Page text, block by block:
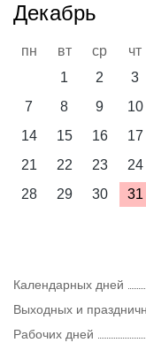
Декабрь
пн вт ср чт
1
2 3
7
8 9 10
14
15 16 17
21
22 23 24
28
29 30 31
Календарных дней
Выходных и
Рабочих дней